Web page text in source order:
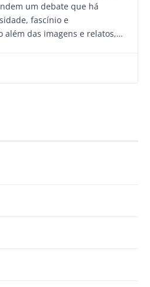
um debate que há
fascínio e
além das imagens e relatos,…